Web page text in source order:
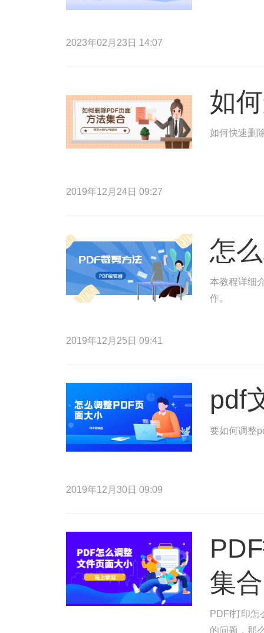
2023年02月23日 14:07
如
如何快速删
2019年12月24日 09:27
怎
本教程详细
作。
2019年12月25日 09:41
pdf
要如何调整
2019年12月30日 09:09
集
PDFf打印
的问题，那